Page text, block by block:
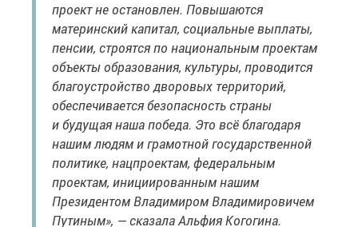
проект не остановлен. Повышаются
материнский капитал, социальные выплаты,
пенсии, строятся по национальным проектам
объекты образования, культуры, проводится
благоустройство дворовых территорий,
обеспечивается безопасность страны
и будущая наша победа. Это всё благодаря
нашим людям и грамотной государственной
политике, нацпроектам, федеральным
проектам, инициированным нашим
Президентом Владимиром Владимировичем
Путиным», — сказала Альфия Когогина.